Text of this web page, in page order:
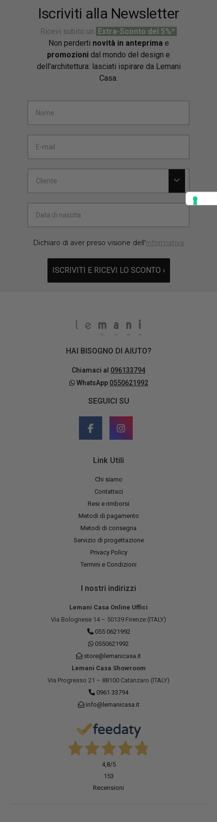
Iscriviti alla Newsletter
Ricevi subito un Extra-Sconto del 5%*
Non perderti novità in anteprima e
promozioni dal mondo del design e
dell'architettura: lasciati ispirare da Lemani
Casa.
Dichiaro di aver preso visione dell'informativa
ISCRIVITI E RICEVI LO SCONTO ›
HAI BISOGNO DI AIUTO?
Chiamaci al 096133794
WhatsApp 0550621992
SEGUICI SU
Link Utili
Chi siamo
Contattaci
Resi e rimborsi
Metodi di pagamento
Metodi di consegna
Servizio di progettazione
Privacy Policy
Termini e Condizioni
I nostri indirizzi
Lemani Casa Online Uffici
Via Bolognese 14 – 50139 Firenze (ITALY)
055 0621992
0550621992
store@lemanicasa.it
Lemani Casa Showroom
Via Progresso 21 – 88100 Catanzaro (ITALY)
0961 33794
info@lemanicasa.it
4,8/5
153
Recensioni